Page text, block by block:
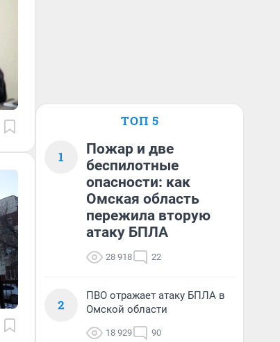
ТОП 5
1
Пожар и две
беспилотные
опасности: как
Омская область
пережила вторую
атаку БПЛА
28 918 22
2
ПВО отражает атаку БПЛА в
Омской области
18 929 90